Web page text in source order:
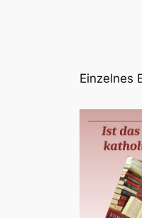
Einzelnes